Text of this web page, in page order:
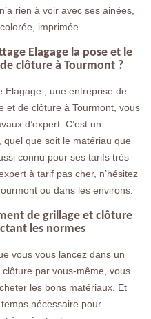
rien à voir avec ses ainées,
imprimée…
Elagage la pose et le
clôture à Tourmont ?
Elagage , une entreprise de
et de clôture à Tourmont, vous
d’expert. C’est un
que soit le matériau que
connu pour ses tarifs très
à tarif pas cher, n’hésitez
ou dans les environs.
de grillage et clôture
les normes
vous vous lancez dans un
par vous-même, vous
les bons matériaux. Et
nécessaire pour